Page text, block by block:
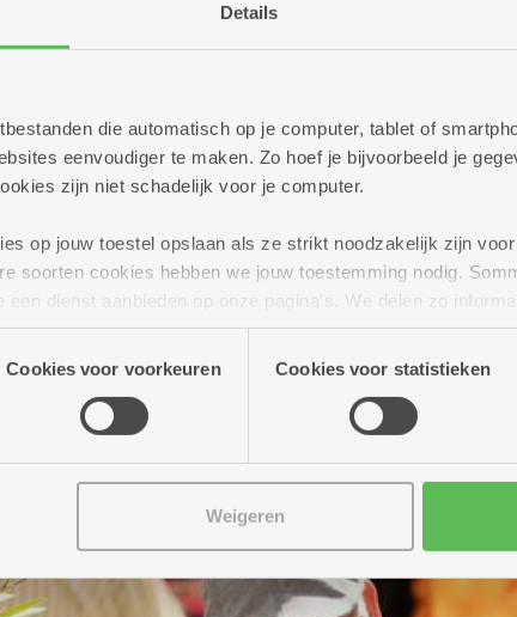
Details
die automatisch op je computer, tablet of
eenvoudiger te maken. Zo hoef je bijvoorbeeld je
zijn niet schadelijk voor je computer.
op jouw toestel opslaan als ze strikt noodzakelijk zijn
soorten cookies hebben we jouw toestemming nodig.
een dienst aanbieden op onze pagina's. We delen zo
site voor social media, advertenties en analyse. Deze
die je aan hen verstrekte.
Cookies voor voorkeuren Cookies voor statistieken
Weigeren
flat